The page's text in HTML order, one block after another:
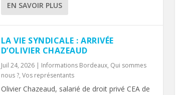
EN SAVOIR PLUS
LA VIE SYNDICALE : ARRIVÉE
D’OLIVIER CHAZEAUD
Juil 24, 2026| Informations Bordeaux, Qui sommes
nous ?, Vos représentants
Olivier Chazeaud, salarié de droit privé CEA de